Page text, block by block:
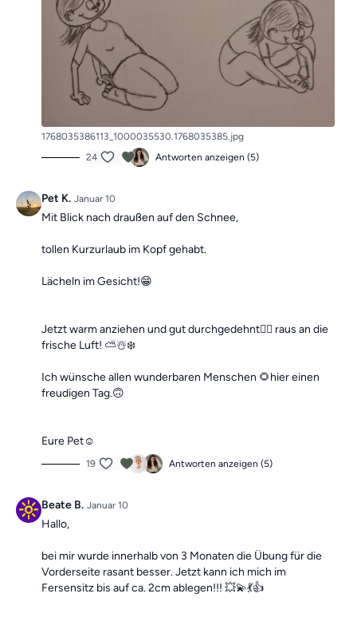
1768035386113_1000035530.1768035385.jpg
24
Antworten anzeigen (5)
Pet K. Januar 10
Mit Blick nach draußen auf den Schnee,
tollen Kurzurlaub im Kopf gehabt.
Lächeln im Gesicht!😁
Jetzt warm anziehen und gut durchgedehnt🏋️‍♀️ raus an die
frische Luft! ⛅️☃️❄️
Ich wünsche allen wunderbaren Menschen 🌻hier einen
freudigen Tag.🙃
Eure Pet☺️
19 Antworten anzeigen (5)
Beate B. Januar 10
Hallo,
bei mir wurde innerhalb von 3 Monaten die Übung für die
Vorderseite rasant besser. Jetzt kann ich mich im
Fersensitz bis auf ca. 2cm ablegen!!! 💥💫💃👍